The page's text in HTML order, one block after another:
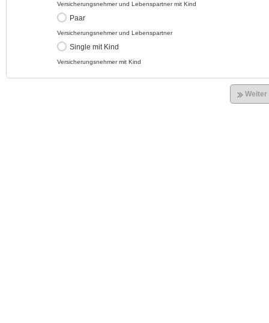
Versicherungsnehmer und Lebenspartner mit Kind
Paar
Versicherungsnehmer und Lebenspartner
Single mit Kind
Versicherungsnehmer mit Kind
Weiter